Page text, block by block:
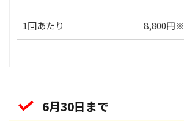
1回あたり 8,800円※
6月30日まで